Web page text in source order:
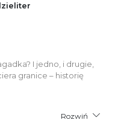
I jedno, i drugie,
granice – historię
Rozwiń